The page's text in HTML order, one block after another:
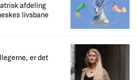
afdeling
livsbane
er det